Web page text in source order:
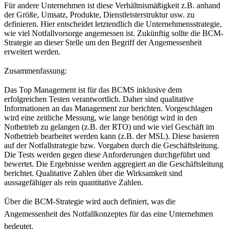
Für andere Unternehmen ist diese Verhältnismäßigkeit z.B. anhand
der Größe, Umsatz, Produkte, Dienstleisterstruktur usw. zu
definieren. Hier entscheidet letztendlich die Unternehmensstrategie,
wie viel Notfallvorsorge angemessen ist. Zukünftig sollte die BCM-
Strategie an dieser Stelle um den Begriff der Angemessenheit
erweitert werden.
Zusammenfassung:
Das Top Management ist für das BCMS inklusive dem
erfolgreichen Testen verantwortlich. Daher sind qualitative
Informationen an das Management zur berichten. Vorgeschlagen
wird eine zeitliche Messung, wie lange benötigt wird in den
Notbetrieb zu gelangen (z.B. der RTO) und wie viel Geschäft im
Notbetrieb bearbeitet werden kann (z.B. der MSL). Diese basieren
auf der Notfallstrategie bzw. Vorgaben durch die Geschäftsleitung.
Die Tests werden gegen diese Anforderungen durchgeführt und
bewertet. Die Ergebnisse werden aggregiert an die Geschäftsleitung
berichtet. Qualitative Zahlen über die Wirksamkeit sind
aussagefähiger als rein quantitative Zahlen.
Über die BCM-Strategie wird auch definiert, was die
Angemessenheit des Notfallkonzeptes für das eine Unternehmen
bedeutet.